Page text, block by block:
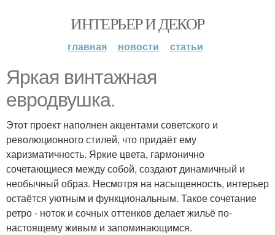
ИНТЕРЬЕР И ДЕКОР
главная новости статьи
Яркая винтажная
евродвушка.
Этот проект наполнен акцентами советского и
революционного стилей, что придаёт ему
харизматичность. Яркие цвета, гармонично
сочетающиеся между собой, создают динамичный и
необычный образ. Несмотря на насыщенность, интерьер
остаётся уютным и функциональным. Такое сочетание
ретро - ноток и сочных оттенков делает жильё по-
настоящему живым и запоминающимся.